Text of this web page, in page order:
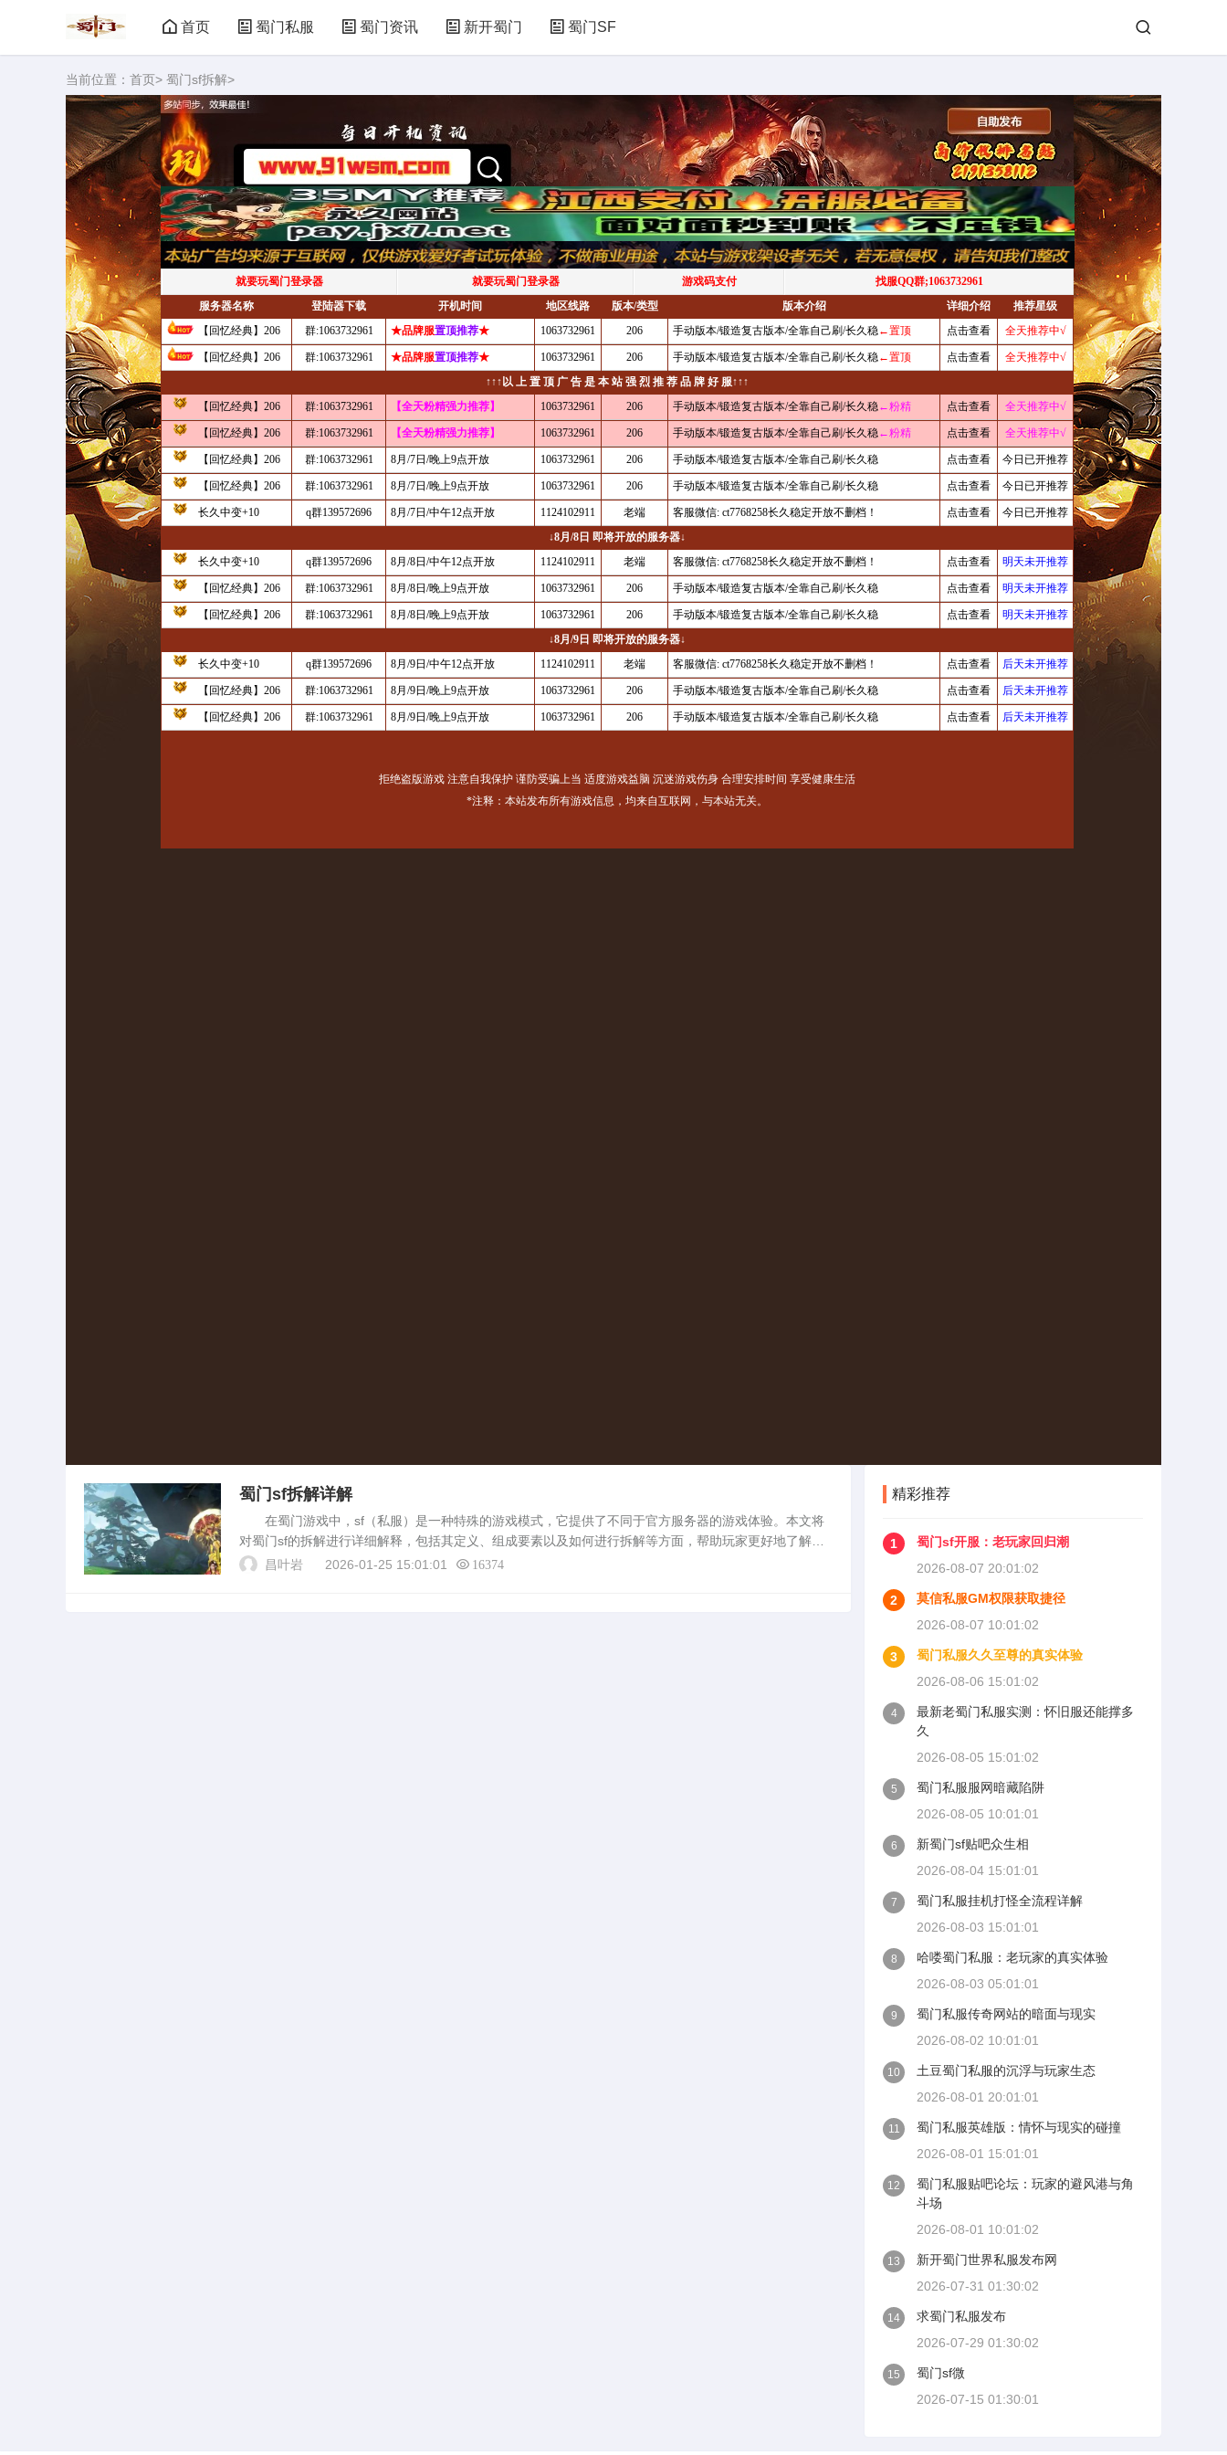
首页 蜀门私服 蜀门资讯 新开蜀门 蜀门SF
当前位置： 首页> 蜀门sf拆解>
蜀门sf拆解详解
在蜀门游戏中，sf（私服）是一种特殊的游戏模式，它提供了不同于官方服务器的游戏体验。本文将
对蜀门sf的拆解进行详细解释，包括其定义、组成要素以及如何进行拆解等方面，帮助玩家更好地了解蜀
门sf的运作机制。蜀门sf的定义蜀门sf，即蜀门私服，是指独立于官方服务器之外的蜀门游戏服务器。这些
昌叶岩 2026-01-25 15:01:01 16374
精彩推荐
1
蜀门sf开服：老玩家回归潮
2026-08-07 20:01:02
2
莫信私服GM权限获取捷径
2026-08-07 10:01:02
3
蜀门私服久久至尊的真实体验
2026-08-06 15:01:02
4
最新老蜀门私服实测：怀旧服还能撑多
久
2026-08-05 15:01:02
5
蜀门私服服网暗藏陷阱
2026-08-05 10:01:01
6
新蜀门sf贴吧众生相
2026-08-04 15:01:01
7
蜀门私服挂机打怪全流程详解
2026-08-03 15:01:01
8
哈喽蜀门私服：老玩家的真实体验
2026-08-03 05:01:01
9
蜀门私服传奇网站的暗面与现实
2026-08-02 10:01:01
10
土豆蜀门私服的沉浮与玩家生态
2026-08-01 20:01:01
11
蜀门私服英雄版：情怀与现实的碰撞
2026-08-01 15:01:01
12
蜀门私服贴吧论坛：玩家的避风港与角
斗场
2026-08-01 10:01:02
13
新开蜀门世界私服发布网
2026-07-31 01:30:02
14
求蜀门私服发布
2026-07-29 01:30:02
15
蜀门sf微
2026-07-15 01:30:01